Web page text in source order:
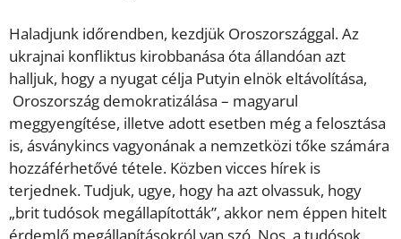
Haladjunk időrendben, kezdjük Oroszországgal. Az
ukrajnai konfliktus kirobbanása óta állandóan azt
halljuk, hogy a nyugat célja Putyin elnök eltávolítása,
Oroszország demokratizálása – magyarul
meggyengítése, illetve adott esetben még a felosztása
is, ásványkincs vagyonának a nemzetközi tőke számára
hozzáférhetővé tétele. Közben vicces hírek is
terjednek. Tudjuk, ugye, hogy ha azt olvassuk, hogy
„brit tudósok megállapították”, akkor nem éppen hitelt